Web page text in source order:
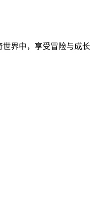
界中，享受冒险与成长